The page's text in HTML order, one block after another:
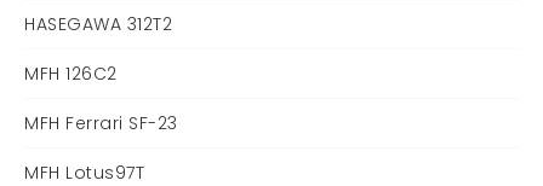
HASEGAWA 312T2
MFH 126C2
MFH Ferrari SF-23
MFH Lotus97T